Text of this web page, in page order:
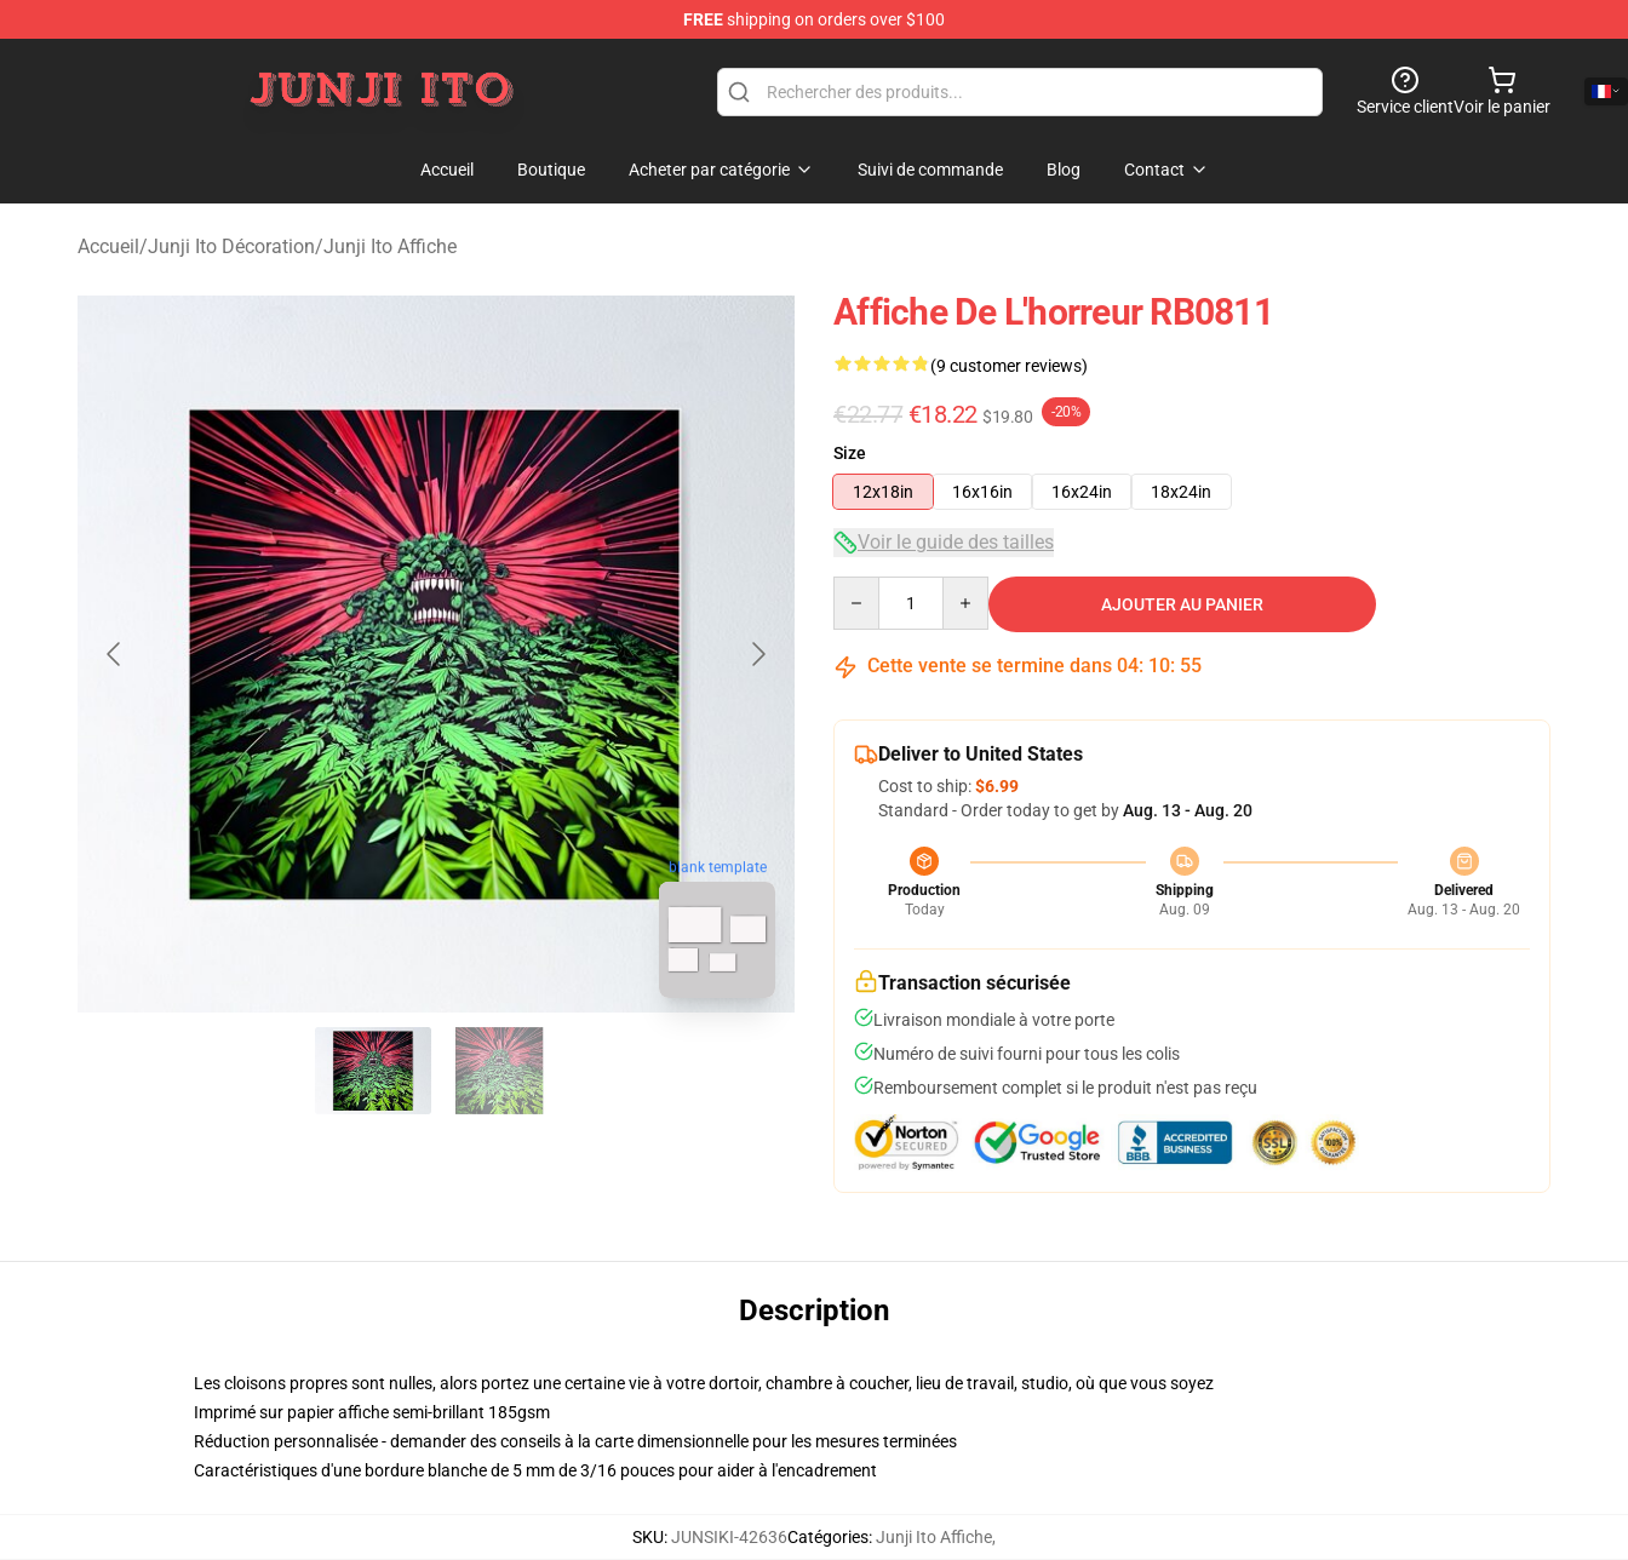
FREEshipping on orders over $100
Service clientVoir le panier
Accueil Boutique Acheter par catégorie Suivi de commande Blog Contact
Accueil/Junji Ito Décoration/Junji Ito Affiche
blank template
Affiche De L'horreur RB0811
(9 customer reviews)
€22.77 €18.22 $19.80 -20%
Size
12x18in
16x16in 16x24in 18x24in
Voir le guide des tailles
AJOUTER AU PANIER
Cette vente se termine dans 04: 10: 54
Deliver to United States
Cost to ship:$6.99
Standard - Order today to get byAug. 13 - Aug. 20
Production
Today
Shipping
Aug. 09
Delivered
Aug. 13 - Aug. 20
Transaction sécurisée
Livraison mondiale à votre porte
Numéro de suivi fourni pour tous les colis
Remboursement complet si le produit n'est pas reçu
Description
Les cloisons propres sont nulles, alors portez une certaine vie à votre dortoir, chambre à coucher, lieu de travail, studio, où que vous soyez
Imprimé sur papier affiche semi-brillant 185gsm
Réduction personnalisée - demander des conseils à la carte dimensionnelle pour les mesures terminées
Caractéristiques d'une bordure blanche de 5 mm de 3/16 pouces pour aider à l'encadrement
SKU:JUNSIKI-42636Catégories:Junji Ito Affiche,